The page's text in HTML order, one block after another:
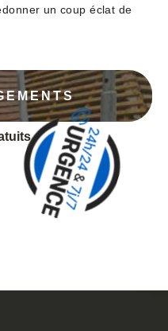
un coup éclat de